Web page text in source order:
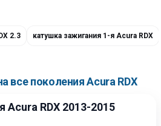
2.3 катушка зажигания 1-я Acura RDX
все поколения Acura RDX
Acura RDX 2013-2015